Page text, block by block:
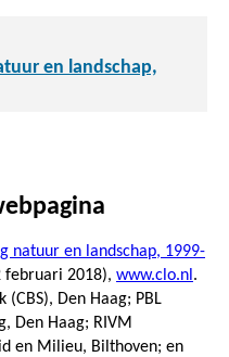
en landschap,
natuur en landschap, 1999-
februari 2018), www.clo.nl .
Den Haag; PBL
Den Haag; RIVM
en Milieu, Bilthoven; en